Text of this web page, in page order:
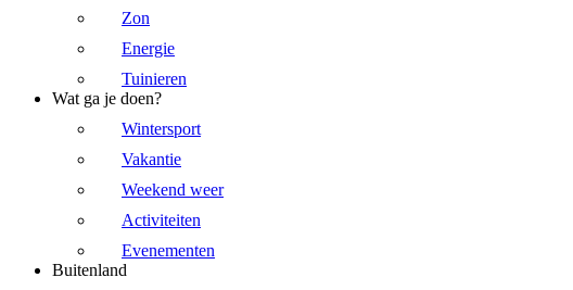
Zon
Energie
Tuinieren
Wat ga je doen?
Wintersport
Vakantie
Weekend weer
Activiteiten
Evenementen
Buitenland